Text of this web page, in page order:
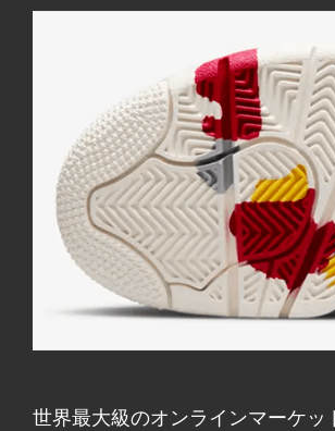
世界最大級のオンラインマーケッ